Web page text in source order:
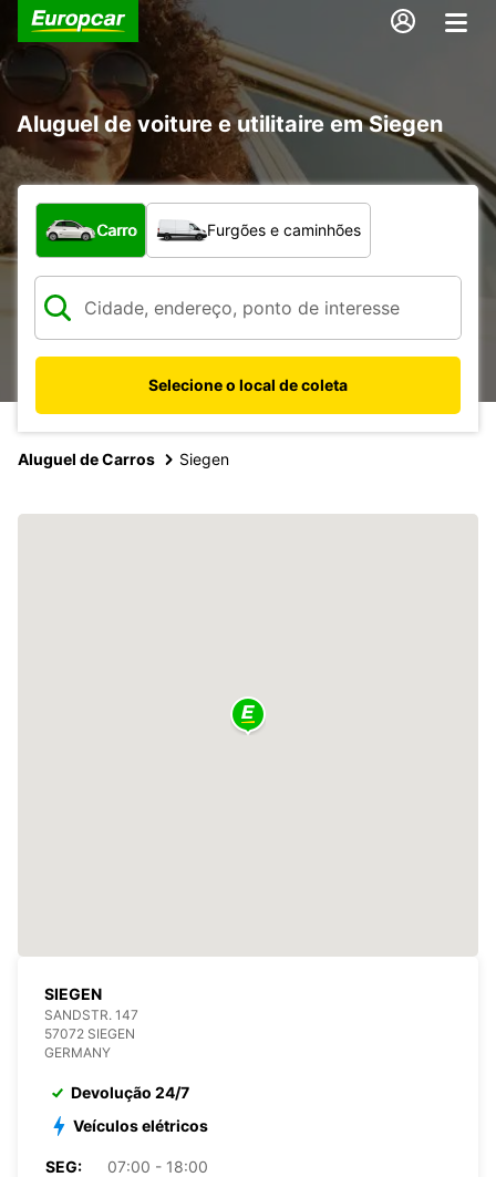
Aluguel de voiture e utilitaire em Siegen
Qual tipo de veículo?
Carro Furgões e caminhões
Selecione o local de coleta
Aluguel de Carros Siegen
SIEGEN
SANDSTR. 147
57072 SIEGEN
GERMANY
Devolução 24/7
Veículos elétricos
SEG:
07:00 - 18:00